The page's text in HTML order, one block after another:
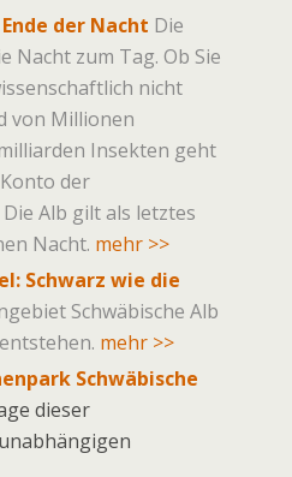
der Nacht Die
Nacht zum Tag. Ob Sie
nicht
von Millionen
Insekten geht
der
Alb gilt als letztes
Nacht. mehr >>
Schwarz wie die
Schwäbische Alb
mehr >>
Schwäbische
dieser